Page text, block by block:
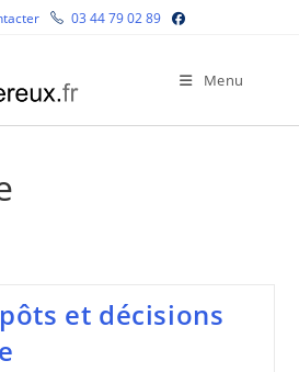
03 44 79 02 89
Menu
et décisions